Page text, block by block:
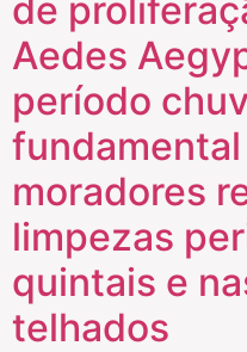
de
Aedes
período
moradores
limpezas
quintais e
telhados